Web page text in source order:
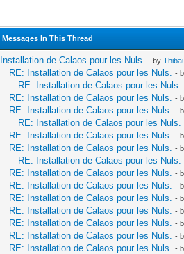
Messages In This Thread
Installation de Calaos pour les Nuls. - by
RE: Installation de Calaos pour les Nuls. -
RE: Installation de Calaos pour les Nuls.
RE: Installation de Calaos pour les Nuls. -
RE: Installation de Calaos pour les Nuls. -
RE: Installation de Calaos pour les Nuls.
RE: Installation de Calaos pour les Nuls. -
RE: Installation de Calaos pour les Nuls. -
RE: Installation de Calaos pour les Nuls.
RE: Installation de Calaos pour les Nuls. -
RE: Installation de Calaos pour les Nuls. -
RE: Installation de Calaos pour les Nuls. -
RE: Installation de Calaos pour les Nuls. -
RE: Installation de Calaos pour les Nuls. -
RE: Installation de Calaos pour les Nuls. -
RE: Installation de Calaos pour les Nuls. -